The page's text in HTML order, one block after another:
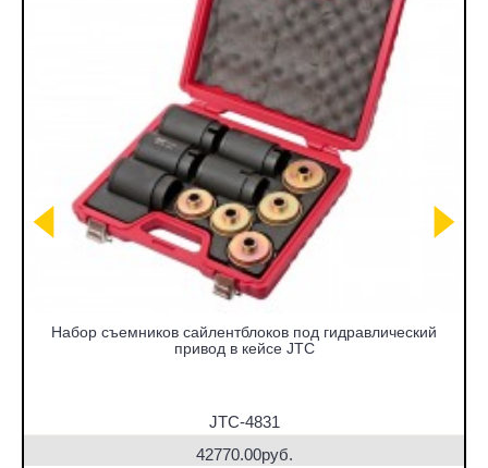
Набор съемников сайлентблоков под гидравлический
привод в кейсе JTC
JTC-4831
42770.00руб.